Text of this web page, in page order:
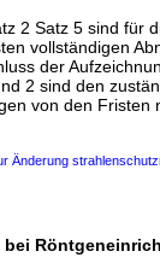
2 Satz 5 sind für
vollständigen
der
2 sind den
von den Fristen
Änderung